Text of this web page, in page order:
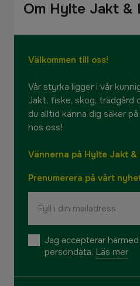
Om Hylte Jakt &
Välkommen till oss!
Vår styrka ligger i vår
Jakt, fiske, skog, trädgård
du alltid känna dig säker
hos oss!
Vännerna på Hylte Jakt &
Prenumerera på vårt
Jag accepterar
persondata. Läs mer